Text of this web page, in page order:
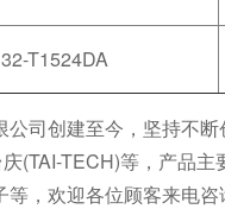
T1524DA
公司创建至今，坚持不
(TAI-TECH)等，产品
，欢迎各位顾客来电咨